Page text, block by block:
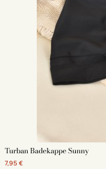
Turban Badekappe Sunny
7,95 €